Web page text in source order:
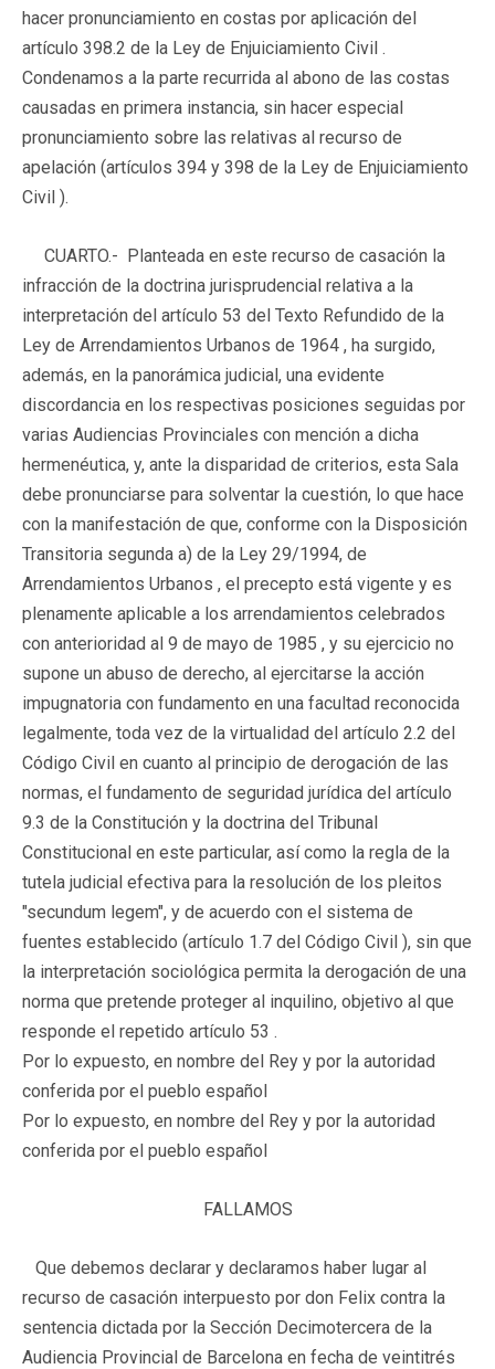
hacer pronunciamiento en costas por aplicación del
artículo 398.2 de la Ley de Enjuiciamiento Civil .
Condenamos a la parte recurrida al abono de las costas
causadas en primera instancia, sin hacer especial
pronunciamiento sobre las relativas al recurso de
apelación (artículos 394 y 398 de la Ley de Enjuiciamiento
Civil ).
CUARTO.- Planteada en este recurso de casación la
infracción de la doctrina jurisprudencial relativa a la
interpretación del artículo 53 del Texto Refundido de la
Ley de Arrendamientos Urbanos de 1964 , ha surgido,
además, en la panorámica judicial, una evidente
discordancia en los respectivas posiciones seguidas por
varias Audiencias Provinciales con mención a dicha
hermenéutica, y, ante la disparidad de criterios, esta Sala
debe pronunciarse para solventar la cuestión, lo que hace
con la manifestación de que, conforme con la Disposición
Transitoria segunda a) de la Ley 29/1994, de
Arrendamientos Urbanos , el precepto está vigente y es
plenamente aplicable a los arrendamientos celebrados
con anterioridad al 9 de mayo de 1985 , y su ejercicio no
supone un abuso de derecho, al ejercitarse la acción
impugnatoria con fundamento en una facultad reconocida
legalmente, toda vez de la virtualidad del artículo 2.2 del
Código Civil en cuanto al principio de derogación de las
normas, el fundamento de seguridad jurídica del artículo
9.3 de la Constitución y la doctrina del Tribunal
Constitucional en este particular, así como la regla de la
tutela judicial efectiva para la resolución de los pleitos
"secundum legem", y de acuerdo con el sistema de
fuentes establecido (artículo 1.7 del Código Civil ), sin que
la interpretación sociológica permita la derogación de una
norma que pretende proteger al inquilino, objetivo al que
responde el repetido artículo 53 .
Por lo expuesto, en nombre del Rey y por la autoridad
conferida por el pueblo español
Por lo expuesto, en nombre del Rey y por la autoridad
conferida por el pueblo español
FALLAMOS
Que debemos declarar y declaramos haber lugar al
recurso de casación interpuesto por don Felix contra la
sentencia dictada por la Sección Decimotercera de la
Audiencia Provincial de Barcelona en fecha de veintitrés